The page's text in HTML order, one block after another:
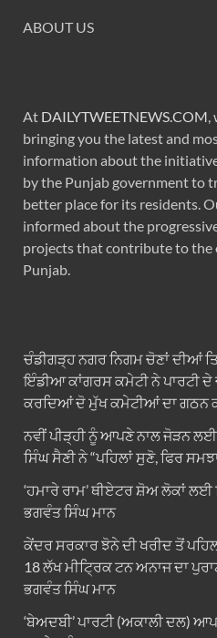
ABOUT US
At DAILYTWEETNEWS.COM,
bringing you the latest and
information about the
by the Punjab government to
better place for its residents.
informed about the
projects that contribute to the
Punjab.
ਚੰਡੀਗੜ੍ਹ ਨਗਰ ਨਿਗਮ ਚੋਣਾਂ ਦੀਆਂ
ਇੰਡੀਆ ਕਾਂਗਰਸ ਕਮੇਟੀ ਨੇ ਪਾਰਟੀ
ਕਰਦਿਆਂ ਦੋ ਮੁੱਖ ਕਮੇਟੀਆਂ ਦਾ ਗਠਨ
ਨਵੀਂ ਪੀੜ੍ਹੀ ਨੂੰ ਆਪਣੇ ਨਾਲ ਜੋੜਨ
ਸਿੰਘ ਸੈਣੀ ਨੇ “ਪਹਿਲਾਂ ਸੁਣੋ, ਫਿਰ
‘ਹਮਾਰੇ ਰਾਮ’ ਥੀਏਟਰ ਸ਼ੋਅ ਲੋਕਾਂ
ਭਗਵੰਤ ਸਿੰਘ ਮਾਨ
ਕੇਂਦਰ ਸਰਕਾਰ ਝੋਨੇ ਦੀ ਖਰੀਦ ਤੋਂ
18 ਲੱਖ ਮੀਟ੍ਰਿਕ ਟਨ ਅਨਾਜ ਦਾ
ਭਗਵੰਤ ਸਿੰਘ ਮਾਨ
‘ਬੇਅਦਬੀ’ ਪਾਰਟੀ (ਅਕਾਲੀ ਦਲ)